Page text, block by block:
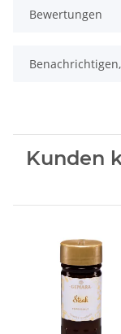
Bewertungen
Kunden